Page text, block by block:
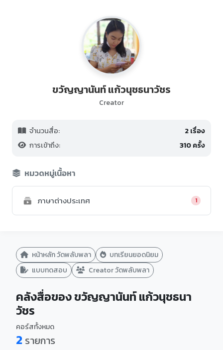
ขวัญญานันท์ แก้วนุชธนาวัชร
Creator
จำนวนสื่อ:
2 เรื่อง
การเข้าถึง:
310 ครั้ง
หมวดหมู่เนื้อหา
ภาษาต่างประเทศ 1
หน้าหลัก วัดพลับพลา
บทเรียนยอดนิยม
แบบทดสอบ
Creator วัดพลับพลา
คลังสื่อของ ขวัญญานันท์ แก้วนุชธนา
วัชร
คอร์สทั้งหมด
2 รายการ